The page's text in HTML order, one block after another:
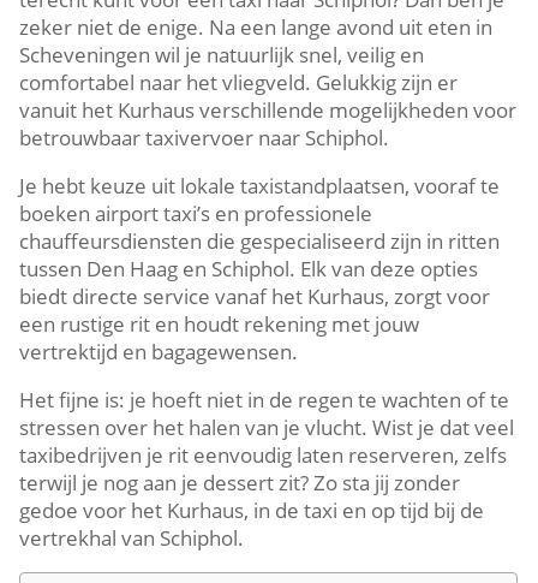
zeker niet de enige. Na een lange avond uit eten in
Scheveningen wil je natuurlijk snel, veilig en
comfortabel naar het vliegveld. Gelukkig zijn er
vanuit het Kurhaus verschillende mogelijkheden voor
betrouwbaar taxivervoer naar Schiphol.
Je hebt keuze uit lokale taxistandplaatsen, vooraf te
boeken airport taxi’s en professionele
chauffeursdiensten die gespecialiseerd zijn in ritten
tussen Den Haag en Schiphol. Elk van deze opties
biedt directe service vanaf het Kurhaus, zorgt voor
een rustige rit en houdt rekening met jouw
vertrektijd en bagagewensen.
Het fijne is: je hoeft niet in de regen te wachten of te
stressen over het halen van je vlucht. Wist je dat veel
taxibedrijven je rit eenvoudig laten reserveren, zelfs
terwijl je nog aan je dessert zit? Zo sta jij zonder
gedoe voor het Kurhaus, in de taxi en op tijd bij de
vertrekhal van Schiphol.